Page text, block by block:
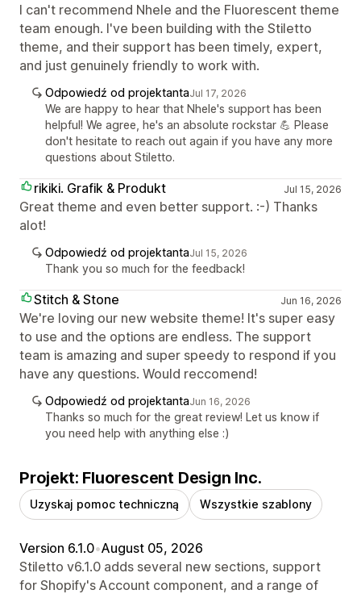
I can't recommend Nhele and the Fluorescent theme
team enough. I've been building with the Stiletto
theme, and their support has been timely, expert,
and just genuinely friendly to work with.
Odpowiedź od projektantaJul 17, 2026
We are happy to hear that Nhele's support has been
helpful! We agree, he's an absolute rockstar 💪 Please
don't hesitate to reach out again if you have any more
questions about Stiletto.
rikiki. Grafik & Produkt Jul 15, 2026
Great theme and even better support. :-) Thanks
alot!
Odpowiedź od projektantaJul 15, 2026
Thank you so much for the feedback!
Stitch & Stone Jun 16, 2026
We're loving our new website theme! It's super easy
to use and the options are endless. The support
team is amazing and super speedy to respond if you
have any questions. Would reccomend!
Odpowiedź od projektantaJun 16, 2026
Thanks so much for the great review! Let us know if
you need help with anything else :)
Projekt: Fluorescent Design Inc.
Uzyskaj pomoc techniczną Wszystkie szablony
Version 6.1.0•August 05, 2026
Stiletto v6.1.0 adds several new sections, support
for Shopify's Account component, and a range of